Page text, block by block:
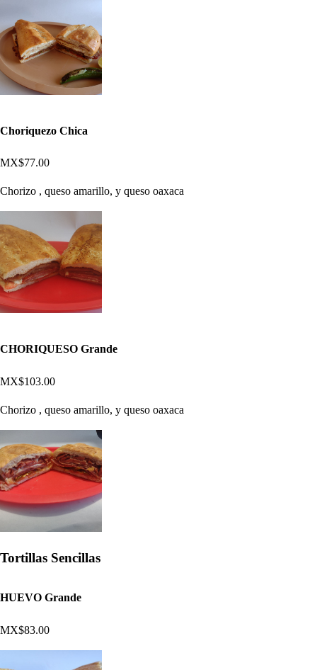
Choriquezo Chica
MX$77.00
Chorizo , queso amarillo, y queso oaxaca
CHORIQUESO Grande
MX$103.00
Chorizo , queso amarillo, y queso oaxaca
Tortillas Sencillas
HUEVO Grande
MX$83.00